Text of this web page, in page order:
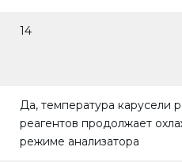
14
Да, температура карусели
реагентов продолжает
режиме анализатора